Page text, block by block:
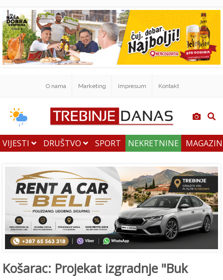
O nama Marketing Impresum Kontakt
VIJESTI DRUŠTVO SPORT NEKRETNINE
Košarac: Projekat izgradnje "Buk